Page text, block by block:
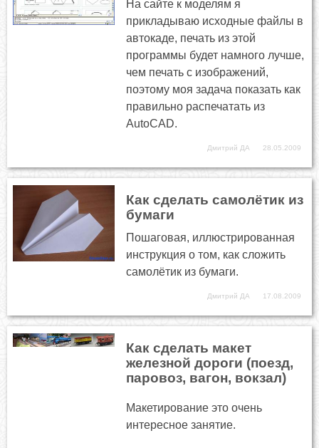
На сайте к моделям я
прикладываю исходные файлы в
автокаде, печать из этой
программы будет намного лучше,
чем печать с изображений,
поэтому моя задача показать как
правильно распечатать из
AutoCAD.
Дмитрий ДА 28.05.2009
Как сделать самолётик из
бумаги
Пошаговая, иллюстрированная
инструкция о том, как сложить
самолётик из бумаги.
Дмитрий ДА 17.08.2009
Как сделать макет
железной дороги (поезд,
паровоз, вагон, вокзал)
Макетирование это очень
интересное занятие.